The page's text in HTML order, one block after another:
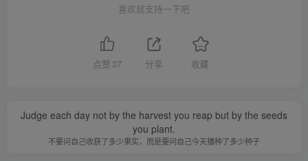
喜欢就支持一下吧
点赞 37 分享 收藏
Judge each day not by the harvest you reap but by the seeds
you plant.
不要问自己收获了多少果实，而是要问自己今天播种了多少种子